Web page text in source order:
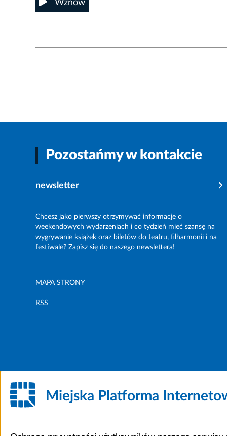
Wznów
Pozostańmy w kontakcie
newsletter
Chcesz jako pierwszy otrzymywać informacje o
weekendowych wydarzeniach i co tydzień mieć szansę na
wygrywanie książek oraz biletów do teatru, filharmonii i na
festiwale? Zapisz się do naszego newslettera!
MAPA STRONY
RSS
Miejska Platforma